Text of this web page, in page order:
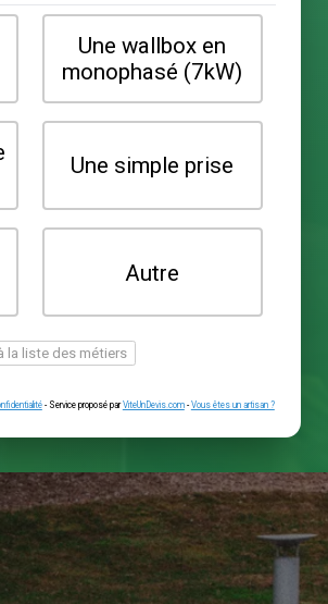
Quel type de borne
installer ?
Une wallbox en
Une prise renforcée
(type greenup)
Je ne sais pas
Retour à la liste des
Confidentialité - Service